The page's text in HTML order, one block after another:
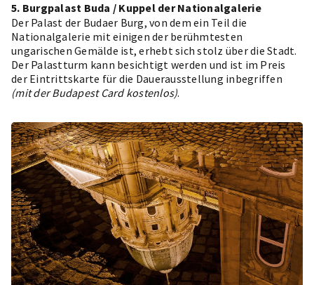
5. Burgpalast Buda / Kuppel der Nationalgalerie
Der Palast der Budaer Burg, von dem ein Teil die
Nationalgalerie mit einigen der berühmtesten
ungarischen Gemälde ist, erhebt sich stolz über die Stadt.
Der Palastturm kann besichtigt werden und ist im Preis
der Eintrittskarte für die Dauerausstellung inbegriffen
(mit der Budapest Card kostenlos).